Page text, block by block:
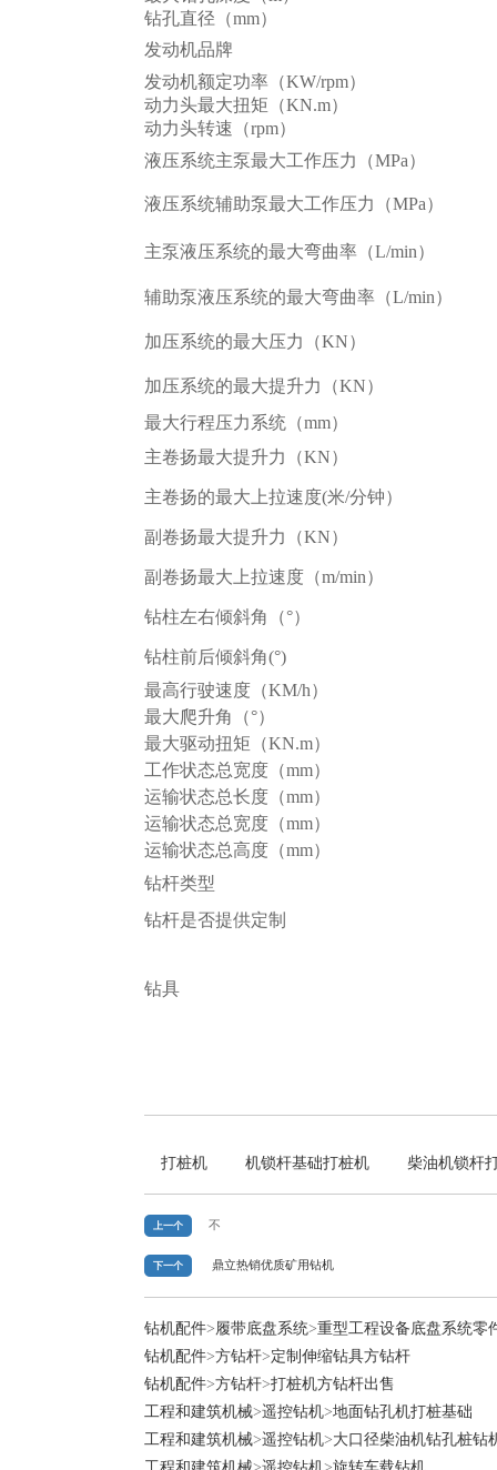
钻孔直径（mm）
发动机品牌
发动机额定功率（KW/rpm）
动力头最大扭矩（KN.m）
动力头转速（rpm）
液压系统主泵最大工作压力（MPa）
液压系统辅助泵最大工作压力（MPa）
主泵液压系统的最大弯曲率（L/min）
辅助泵液压系统的最大弯曲率（L/min）
加压系统的最大压力（KN）
加压系统的最大提升力（KN）
最大行程压力系统（mm）
主卷扬最大提升力（KN）
主卷扬的最大上拉速度(米/分钟）
副卷扬最大提升力（KN）
副卷扬最大上拉速度（m/min）
钻柱左右倾斜角（°）
钻柱前后倾斜角(°)
最高行驶速度（KM/h）
最大爬升角（°）
最大驱动扭矩（KN.m）
工作状态总宽度（mm）
运输状态总长度（mm）
运输状态总宽度（mm）
运输状态总高度（mm）
钻杆类型
钻杆是否提供定制
钻具
打桩机 机锁杆基础打桩机 柴油机锁杆
上一个 不
下一个 鼎立热销优质矿用钻机
钻机配件>履带底盘系统>重型工程设备底盘系统零
钻机配件>方钻杆>定制伸缩钻具方钻杆
钻机配件>方钻杆>打桩机方钻杆出售
工程和建筑机械>遥控钻机>地面钻孔机打桩基础
工程和建筑机械>遥控钻机>大口径柴油机钻孔桩钻